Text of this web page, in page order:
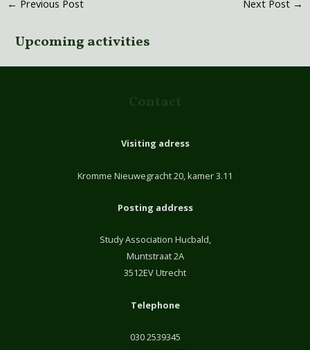
← Previous Post Next Post →
Upcoming activities
Contact
Visiting adress
Kromme Nieuwegracht 20, kamer 3.11
Posting address
Study Association Hucbald,
Muntstraat 2A
3512EV Utrecht
Telephone
030 2539345